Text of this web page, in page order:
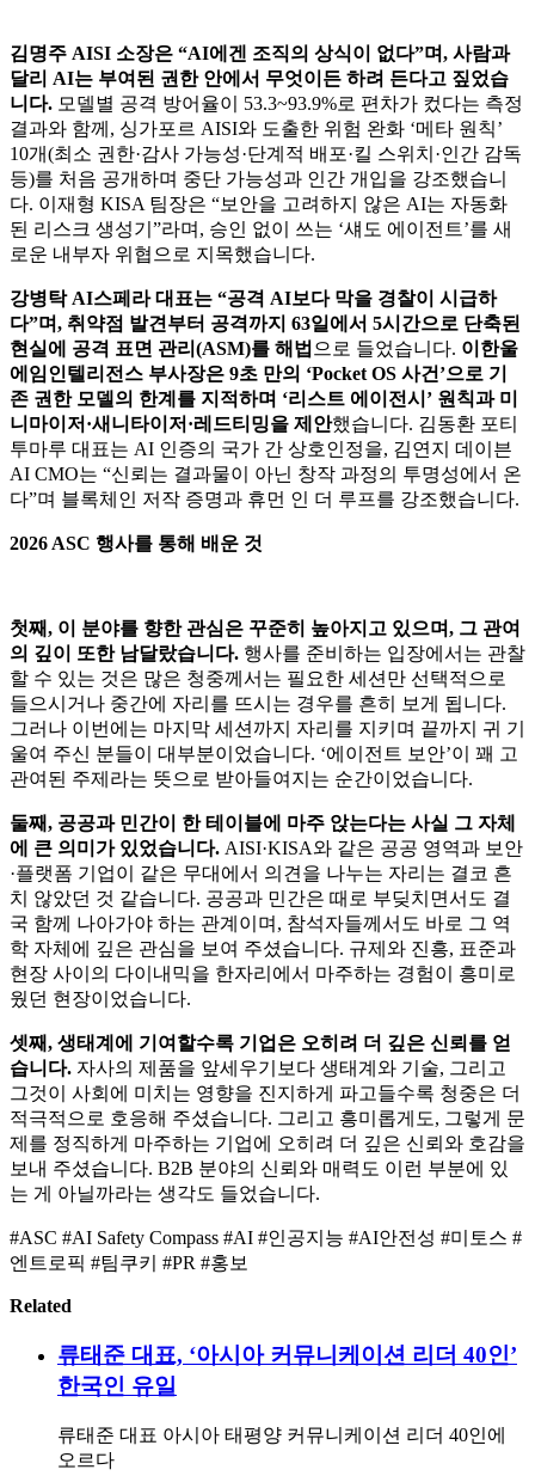
김명주 AISI 소장은 “AI에겐 조직의 상식이 없다”며, 사람과
달리 AI는 부여된 권한 안에서 무엇이든 하려 든다고 짚었습
니다. 모델별 공격 방어율이 53.3~93.9%로 편차가 컸다는 측정
결과와 함께, 싱가포르 AISI와 도출한 위험 완화 ‘메타 원칙’
10개(최소 권한·감사 가능성·단계적 배포·킬 스위치·인간 감독
등)를 처음 공개하며 중단 가능성과 인간 개입을 강조했습니
다. 이재형 KISA 팀장은 “보안을 고려하지 않은 AI는 자동화
된 리스크 생성기”라며, 승인 없이 쓰는 ‘섀도 에이전트’를 새
로운 내부자 위협으로 지목했습니다.
강병탁 AI스페라 대표는 “공격 AI보다 막을 경찰이 시급하
다”며, 취약점 발견부터 공격까지 63일에서 5시간으로 단축된
현실에 공격 표면 관리(ASM)를 해법 으로 들었습니다. 이한울
에임인텔리전스 부사장은 9초 만의 ‘Pocket OS 사건’으로 기
존 권한 모델의 한계를 지적하며 ‘리스트 에이전시’ 원칙과 미
니마이저·새니타이저·레드티밍을 제안했습니다. 김동환 포티
투마루 대표는 AI 인증의 국가 간 상호인정을, 김연지 데이븐
AI CMO는 “신뢰는 결과물이 아닌 창작 과정의 투명성에서 온
다”며 블록체인 저작 증명과 휴먼 인 더 루프를 강조했습니다.
2026 ASC 행사를 통해 배운 것
첫째, 이 분야를 향한 관심은 꾸준히 높아지고 있으며, 그 관여
의 깊이 또한 남달랐습니다. 행사를 준비하는 입장에서는 관찰
할 수 있는 것은 많은 청중께서는 필요한 세션만 선택적으로
들으시거나 중간에 자리를 뜨시는 경우를 흔히 보게 됩니다.
그러나 이번에는 마지막 세션까지 자리를 지키며 끝까지 귀 기
울여 주신 분들이 대부분이었습니다. ‘에이전트 보안’이 꽤 고
관여된 주제라는 뜻으로 받아들여지는 순간이었습니다.
둘째, 공공과 민간이 한 테이블에 마주 앉는다는 사실 그 자체
에 큰 의미가 있었습니다. AISI·KISA와 같은 공공 영역과 보안
·플랫폼 기업이 같은 무대에서 의견을 나누는 자리는 결코 흔
치 않았던 것 같습니다. 공공과 민간은 때로 부딪치면서도 결
국 함께 나아가야 하는 관계이며, 참석자들께서도 바로 그 역
학 자체에 깊은 관심을 보여 주셨습니다. 규제와 진흥, 표준과
현장 사이의 다이내믹을 한자리에서 마주하는 경험이 흥미로
웠던 현장이었습니다.
셋째, 생태계에 기여할수록 기업은 오히려 더 깊은 신뢰를 얻
습니다. 자사의 제품을 앞세우기보다 생태계와 기술, 그리고
그것이 사회에 미치는 영향을 진지하게 파고들수록 청중은 더
적극적으로 호응해 주셨습니다. 그리고 흥미롭게도, 그렇게 문
제를 정직하게 마주하는 기업에 오히려 더 깊은 신뢰와 호감을
보내 주셨습니다. B2B 분야의 신뢰와 매력도 이런 부분에 있
는 게 아닐까라는 생각도 들었습니다.
#ASC #AI Safety Compass #AI #인공지능 #AI안전성 #미토스 #
엔트로픽 #팀쿠키 #PR #홍보
Related
류태준 대표, ‘아시아 커뮤니케이션 리더 40인’
한국인 유일
류태준 대표 아시아 태평양 커뮤니케이션 리더 40인에
오르다